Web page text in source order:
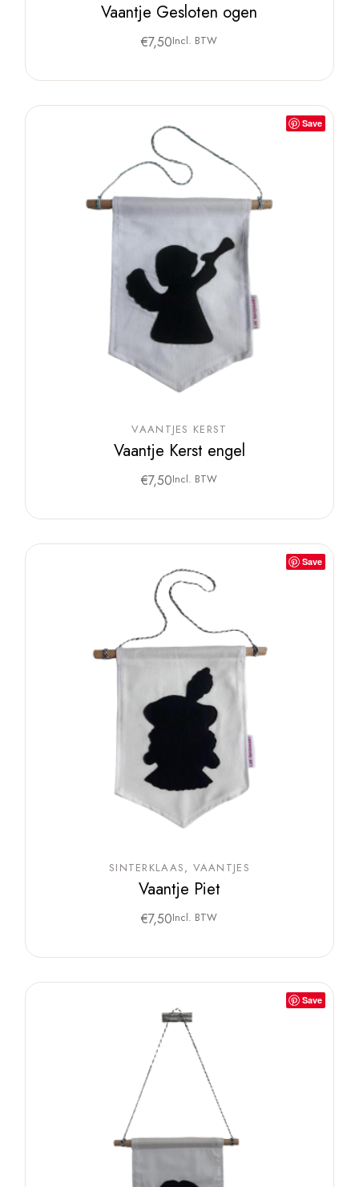
Vaantje Gesloten ogen
€7,50Incl. BTW
Save
VAANTJES KERST
Vaantje Kerst engel
€7,50Incl. BTW
Save
SINTERKLAAS VAANTJES
Vaantje Piet
€7,50Incl. BTW
Save